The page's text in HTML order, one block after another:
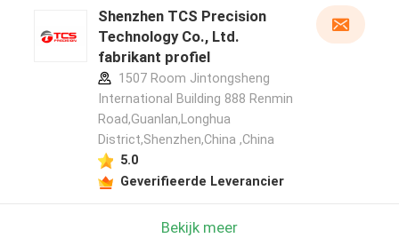
Shenzhen TCS Precision
Technology Co., Ltd.
fabrikant profiel
1507 Room Jintongsheng
International Building 888 Renmin
Road,Guanlan,Longhua
District,Shenzhen,China ,China
5.0
Geverifieerde Leverancier
Bekijk meer